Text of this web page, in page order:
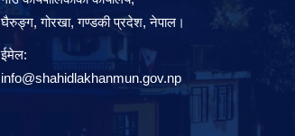
घैरुङ्ग, गोरखा, गण्डकी प्रदेश, नेपाल।
ईमेल:
info@shahidlakhanmun.gov.np